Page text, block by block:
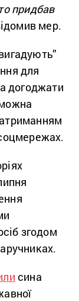
придбав
мер.
для
догоджати
згодом
сина